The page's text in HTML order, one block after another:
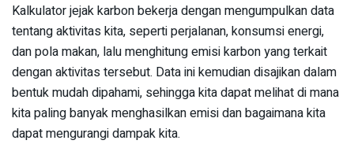
Kalkulator jejak karbon bekerja dengan mengumpulkan data
tentang aktivitas kita, seperti perjalanan, konsumsi energi,
dan pola makan, lalu menghitung emisi karbon yang terkait
dengan aktivitas tersebut. Data ini kemudian disajikan dalam
bentuk mudah dipahami, sehingga kita dapat melihat di mana
kita paling banyak menghasilkan emisi dan bagaimana kita
dapat mengurangi dampak kita.